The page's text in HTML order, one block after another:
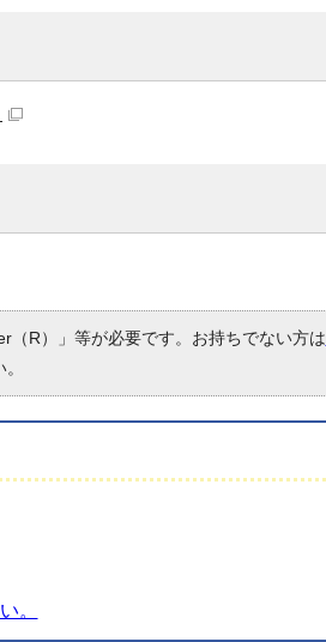
（R）」等が必要です。お持ちでない方は
。